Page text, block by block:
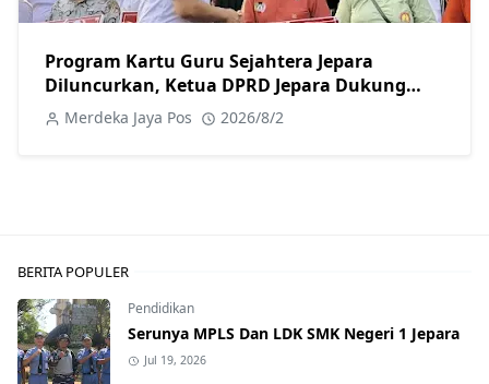
Program Kartu Guru Sejahtera Jepara
Diluncurkan, Ketua DPRD Jepara Dukung
Kesejahteraan Guru
Merdeka Jaya Pos 2026/8/2
BERITA POPULER
Pendidikan
Serunya MPLS Dan LDK SMK Negeri 1 Jepara
Jul 19, 2026